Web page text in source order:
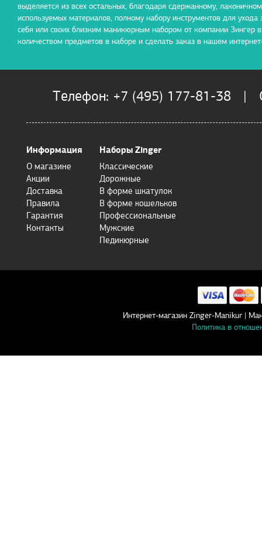
выделяется из всех остальных, благодаря сдержанному,
используемых материалов, полному набору инструментов для
себя или своих близким маникюрным набором от компании Зингер
количеством предметов в наборе и сделать заказ в нашем
Телефон: +7 (495) 177-81-38 |
Информация
О магазине
Акции
Доставка
Правила
Гарантия
Контакты
Наборы Zinger
Классические
Дорожные
В форме шкатулок
В форме кошельков
Профессиональные
Мужские
Педикюрные
Интернет-магазин Zinger-Manikur |
Политика в